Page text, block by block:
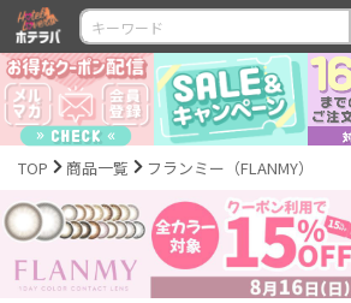
TOP 商品一覧 フランミー（FLANMY）